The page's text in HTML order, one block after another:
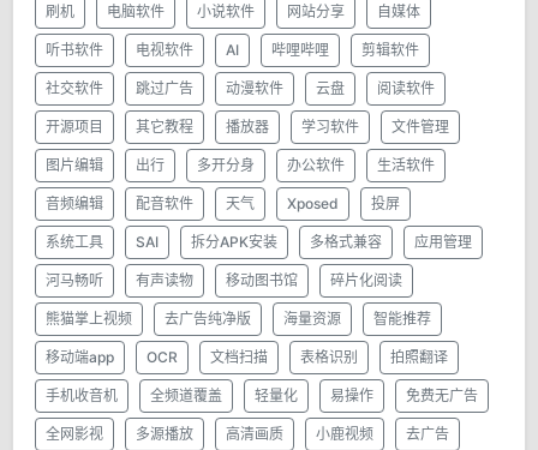
刷机 电脑软件 小说软件 网站分享 自媒体
听书软件 电视软件 AI 哔哩哔哩 剪辑软件
社交软件 跳过广告 动漫软件 云盘 阅读软件
开源项目 其它教程 播放器 学习软件 文件管理
图片编辑 出行 多开分身 办公软件 生活软件
音频编辑 配音软件 天气 Xposed 投屏
系统工具 SAI 拆分APK安装 多格式兼容 应用管理
河马畅听 有声读物 移动图书馆 碎片化阅读
熊猫掌上视频 去广告纯净版 海量资源 智能推荐
移动端app OCR 文档扫描 表格识别 拍照翻译
手机收音机 全频道覆盖 轻量化 易操作 免费无广告
全网影视 多源播放 高清画质 小鹿视频 去广告